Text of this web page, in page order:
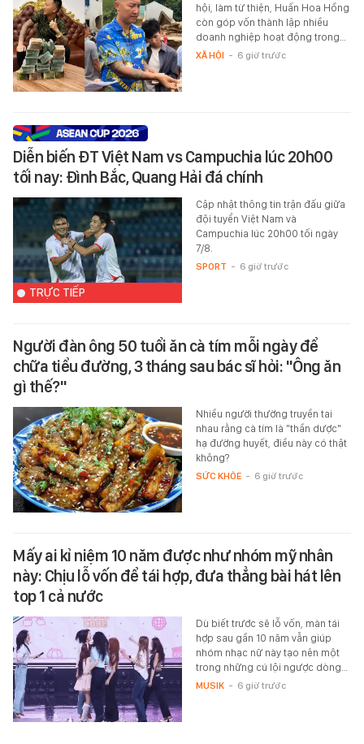
hội, làm từ thiện, Huấn Hoa Hồng
còn góp vốn thành lập nhiều
doanh nghiệp hoạt động trong…
XÃ HỘI - 6 giờ trước
Diễn biến ĐT Việt Nam vs Campuchia lúc 20h00
tối nay: Đình Bắc, Quang Hải đá chính
TRỰC TIẾP
Cập nhật thông tin trận đấu giữa
đội tuyển Việt Nam và
Campuchia lúc 20h00 tối ngày
7/8.
SPORT - 6 giờ trước
Người đàn ông 50 tuổi ăn cà tím mỗi ngày để
chữa tiểu đường, 3 tháng sau bác sĩ hỏi: "Ông ăn
gì thế?"
Nhiều người thường truyền tai
nhau rằng cà tím là "thần dược"
hạ đường huyết, điều này có thật
không?
SỨC KHỎE - 6 giờ trước
Mấy ai kỉ niệm 10 năm được như nhóm mỹ nhân
này: Chịu lỗ vốn để tái hợp, đưa thẳng bài hát lên
top 1 cả nước
Dù biết trước sẽ lỗ vốn, màn tái
hợp sau gần 10 năm vẫn giúp
nhóm nhạc nữ này tạo nên một
trong những cú lội ngược dòng…
MUSIK - 6 giờ trước